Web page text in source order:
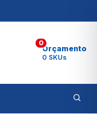
0
Orçamento
0 SKUs